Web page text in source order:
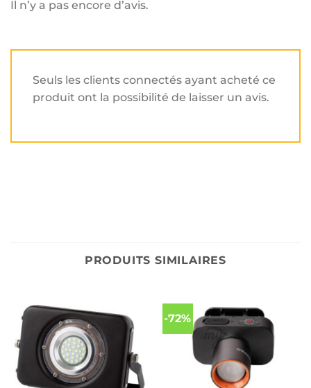
Il n’y a pas encore d’avis.
Seuls les clients connectés ayant acheté ce
produit ont la possibilité de laisser un avis.
PRODUITS SIMILAIRES
-72%